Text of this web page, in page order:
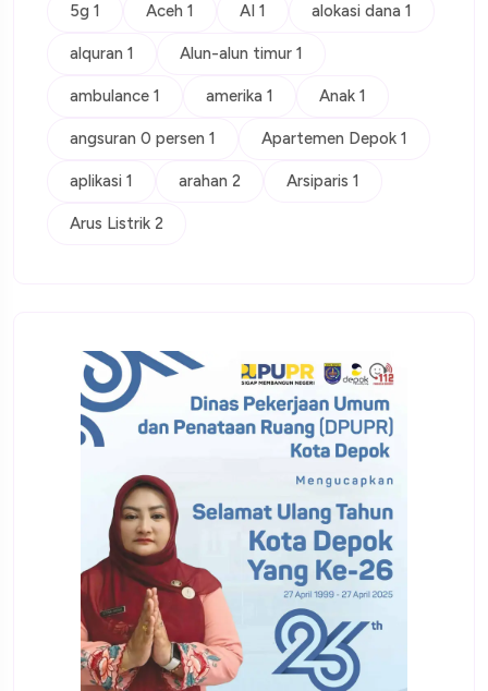
5g 1 Aceh 1 AI 1 alokasi dana 1
alquran 1 Alun-alun timur 1
ambulance 1 amerika 1 Anak 1
angsuran 0 persen 1 Apartemen Depok 1
aplikasi 1 arahan 2 Arsiparis 1
Arus Listrik 2